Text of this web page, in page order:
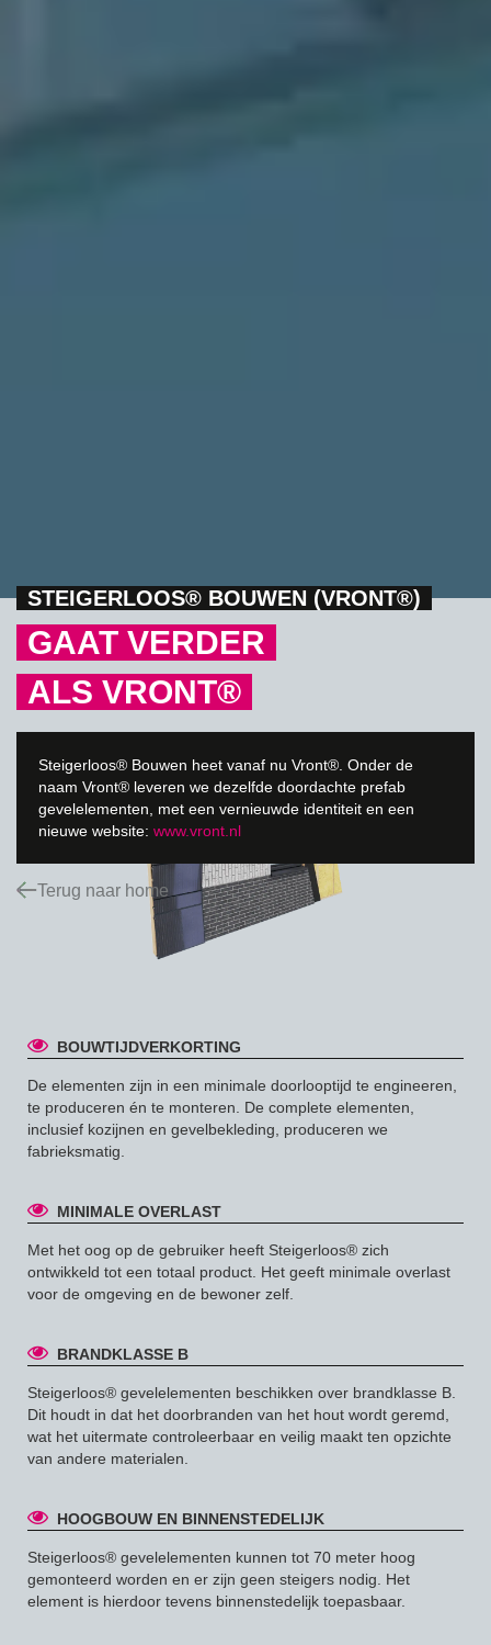
STEIGERLOOS® BOUWEN (VRONT®)
GAAT VERDER
ALS VRONT®
Steigerloos® Bouwen heet vanaf nu Vront®. Onder de
naam Vront® leveren we dezelfde doordachte prefab
gevelelementen, met een vernieuwde identiteit en een
nieuwe website: www.vront.nl
Terug naar home
BOUWTIJDVERKORTING
De elementen zijn in een minimale doorlooptijd te engineeren,
te produceren én te monteren. De complete elementen,
inclusief kozijnen en gevelbekleding, produceren we
fabrieksmatig.
MINIMALE OVERLAST
Met het oog op de gebruiker heeft Steigerloos® zich
ontwikkeld tot een totaal product. Het geeft minimale overlast
voor de omgeving en de bewoner zelf.
BRANDKLASSE B
Steigerloos® gevelelementen beschikken over brandklasse B.
Dit houdt in dat het doorbranden van het hout wordt geremd,
wat het uitermate controleerbaar en veilig maakt ten opzichte
van andere materialen.
HOOGBOUW EN BINNENSTEDELIJK
Steigerloos® gevelelementen kunnen tot 70 meter hoog
gemonteerd worden en er zijn geen steigers nodig. Het
element is hierdoor tevens binnenstedelijk toepasbaar.